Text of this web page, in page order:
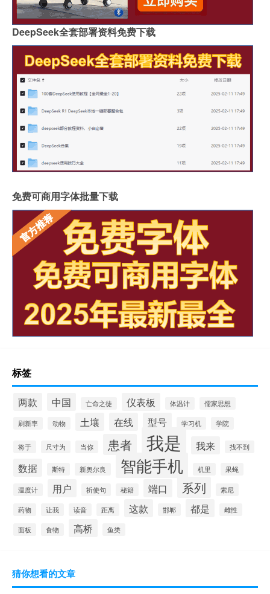
DeepSeek全套部署资料免费下载
免费可商用字体批量下载
标签
两款 中国 亡命之徒 仪表板 体温计 儒家思想
刷新率 动物 土壤 在线 型号 学习机 学院
将于 尺寸为 当你 患者 我是 我来 找不到
数据 斯特 新奥尔良 智能手机 机里 果蝇
温度计 用户 祈使句 秘籍 端口 系列 索尼
药物 让我 读音 距离 这款 邯郸 都是 雌性
面板 食物 高桥 鱼类
猜你想看的文章